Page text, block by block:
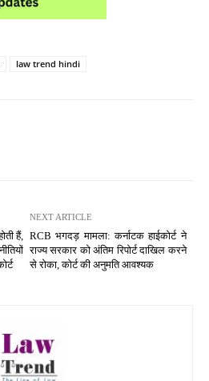
law trend hindi
हैं,
NEXT ARTICLE
RCB भगदड़ मामला: कर्नाटक हाईकोर्ट ने
राज्य सरकार को अंतिम रिपोर्ट दाखिल करने
से रोका, कोर्ट की अनुमति आवश्यक